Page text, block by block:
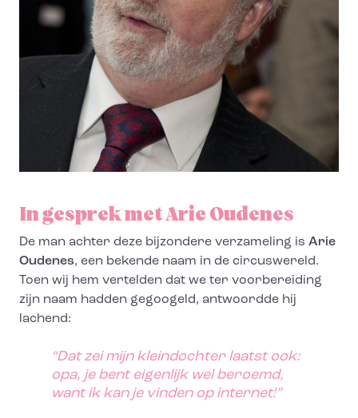
In gesprek met Arie Oudenes
De man achter deze bijzondere verzameling is Arie
Oudenes, een bekende naam in de circuswereld.
Toen wij hem vertelden dat we ter voorbereiding
zijn naam hadden gegoogeld, antwoordde hij
lachend:
“Dat zei mijn kleindochter laatst ook:
opa, je bent eigenlijk wel beroemd,
want ik kan je vinden op internet!”